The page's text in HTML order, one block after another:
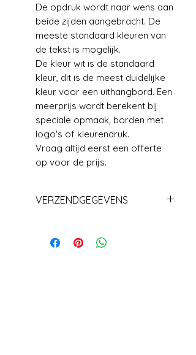
De opdruk wordt naar wens aan
beide zijden aangebracht. De
meeste standaard kleuren van
de tekst is mogelijk.
De kleur wit is de standaard
kleur, dit is de meest duidelijke
kleur voor een uithangbord. Een
meerprijs wordt berekent bij
speciale opmaak, borden met
logo's of kleurendruk.
Vraag altijd eerst een offerte
op voor de prijs.
VERZENDGEGEVENS